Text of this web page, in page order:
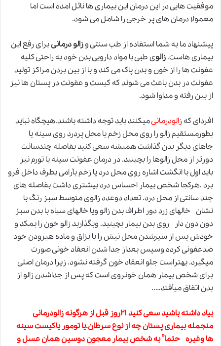
موفقیت هایی در این درمان این بیماری ها نائل امده است اما
معمولا درمان های پر خرجی را شامل می شود.
پیشنهاد ما به شما استفاده از طب سنتی وزالو درمانیبرای رفع این
بیماری هاست.زالوی طبی با مواد دارویی بدن خود به راحتی کلیه
عفونت ها را از خون و بدن پاک می کند و با از بین بردن مراکز تولید
عفونت در بدن باعث می شوند که کیست و عفونت در پستان ها نیز
از بین رفته و مداوا شود.
افردای کهزالودرمانیمیکنند باید توجه داشته باشند.هیچگاه نباید
بطورمستقیمزالورا روی محل زخم یا محل پردرد روی سینه یا
جاهای دیگر بدن گذاشت همیشه سعی کنید بفاصله چندسانت
دورتر از محل زالوها را بچینید. در درمان عفونت سینه یا تورم نیز
باید اول با انگشت اشاره روی محل درد یا زخم بآرامی بطرف داخل فرو
برد .هرکجا شخص بیمار احساس درد بیشتری داشت بفاصله های
چند سانتی از محل درد. تعداد دوعدد زالوی متوسط سبز رنگ با
نشان خالهای زرد دور اطراف بدن زالو ویا خالهای سیاه با بدن سبز
دون دون دار روی بدن بیمار بچینید. وبگذاربد زالو خون را بمکد و
خودش پس از سیرشدن محل نیش را با بزاق و ماده هیرودن خود
ضدعفونی کرده وسپس بعداز جدا شدن انعقاد خونی صورت
میگیرد.بهتراست جلو انعقاد خون گرفته نشود. زیرا درمان اصلی
برای شخص بیمار همان خونروی است که پس از جداشدن زالو از
بدن اتفاق میأفتد…..
بیاد داشته باشید سعی کنید ۲۱روز قبل از هرگونه
زالودرمانی
منجمله بیماری پستان چه از نوع سرطان.یا تومور یاکیست سینه
ها وغیره حتما” به شخص بیمار معجون دوسین همان عسل و